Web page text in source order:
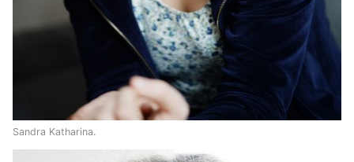
Sandra Katharina.